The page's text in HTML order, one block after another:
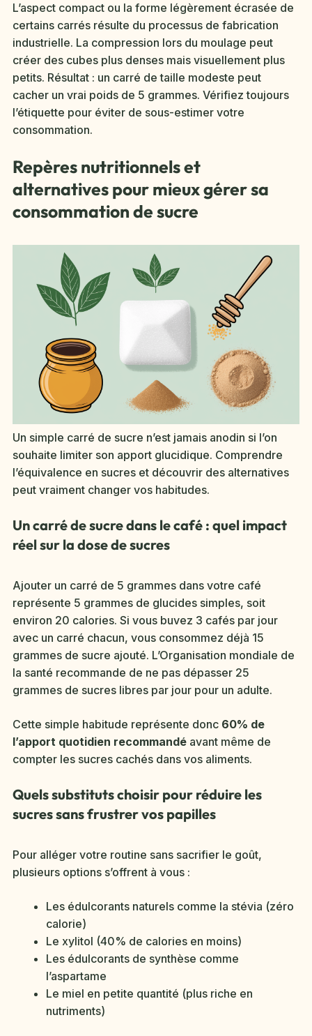
L’aspect compact ou la forme légèrement écrasée de
certains carrés résulte du processus de fabrication
industrielle. La compression lors du moulage peut
créer des cubes plus denses mais visuellement plus
petits. Résultat : un carré de taille modeste peut
cacher un vrai poids de 5 grammes. Vérifiez toujours
l’étiquette pour éviter de sous-estimer votre
consommation.
Repères nutritionnels et
alternatives pour mieux gérer sa
consommation de sucre
Un simple carré de sucre n’est jamais anodin si l’on
souhaite limiter son apport glucidique. Comprendre
l’équivalence en sucres et découvrir des alternatives
peut vraiment changer vos habitudes.
Un carré de sucre dans le café : quel impact
réel sur la dose de sucres
Ajouter un carré de 5 grammes dans votre café
représente 5 grammes de glucides simples, soit
environ 20 calories. Si vous buvez 3 cafés par jour
avec un carré chacun, vous consommez déjà 15
grammes de sucre ajouté. L’Organisation mondiale de
la santé recommande de ne pas dépasser 25
grammes de sucres libres par jour pour un adulte.
Cette simple habitude représente donc 60% de
l’apport quotidien recommandé avant même de
compter les sucres cachés dans vos aliments.
Quels substituts choisir pour réduire les
sucres sans frustrer vos papilles
Pour alléger votre routine sans sacrifier le goût,
plusieurs options s’offrent à vous :
Les édulcorants naturels comme la stévia (zéro
calorie)
Le xylitol (40% de calories en moins)
Les édulcorants de synthèse comme
l’aspartame
Le miel en petite quantité (plus riche en
nutriments)